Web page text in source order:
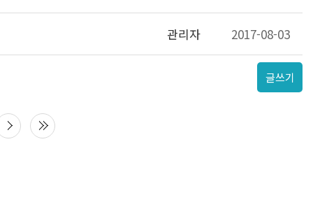
관리자 2017-08-03
글쓰기